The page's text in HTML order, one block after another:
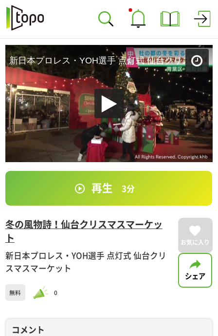
新日本プロレス・YOH選手 点灯式 仙台クリスマスマーケット
再生 3分
冬の風物詩！仙台クリスマスマーケッ
ト
新日本プロレス・YOH選手 点灯式 仙台クリ
スマスマーケット
無料 0
お気に入り
シェア
コメント